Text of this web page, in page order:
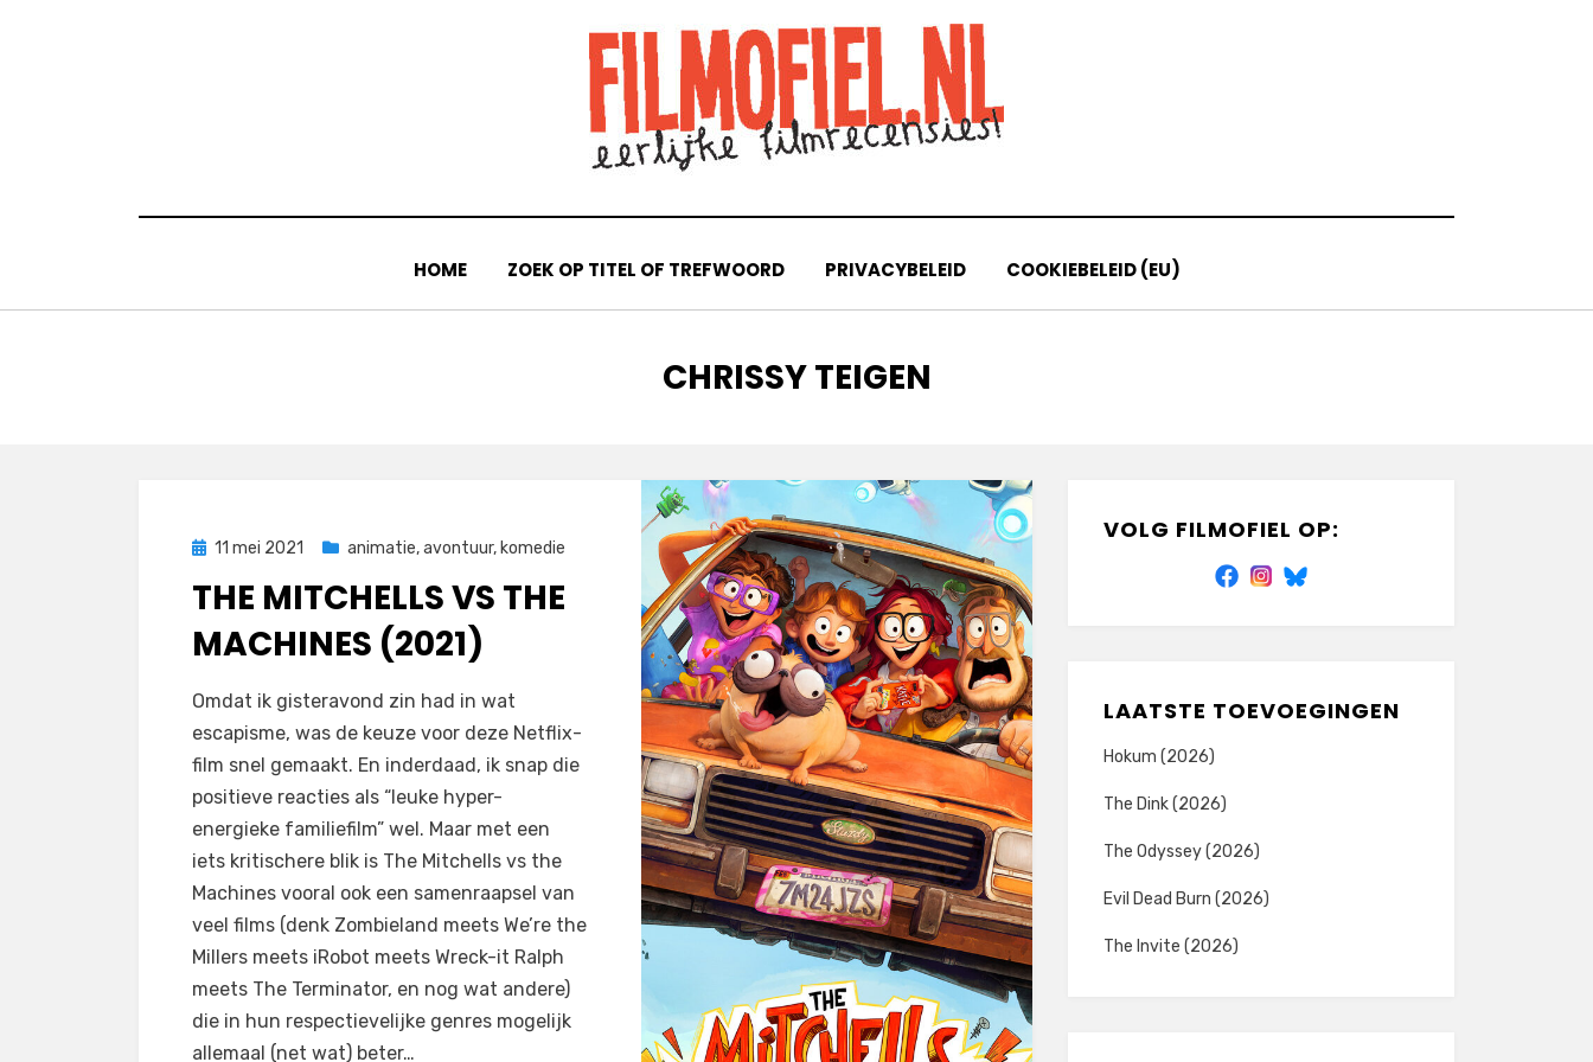
HOME ZOEK OP TITEL OF TREFWOORD PRIVACYBELEID COOKIEBELEID (EU)
TAG
:
CHRISSY TEIGEN
Geplaatst
11 mei 2021 animatie,avontuur, komedie
THE MITCHELLS VS THE
MACHINES (2021)
door Filmofiel.nl
Omdat ik gisteravond zin had in wat
escapisme, was de keuze voor deze Netflix-
film snel gemaakt. En inderdaad, ik snap die
positieve reacties als “leuke hyper-
energieke familiefilm” wel. Maar met een
iets kritischere blik is The Mitchells vs the
Machines vooral ook een samenraapsel van
veel films (denk Zombieland meets We’re the
Millers meets iRobot meets Wreck-it Ralph
meets The Terminator, en nog wat andere)
die in hun respectievelijke genres mogelijk
allemaal (net wat) beter…
VOLG FILMOFIEL OP:
LAATSTE TOEVOEGINGEN
Hokum (2026)
The Dink (2026)
The Odyssey (2026)
Evil Dead Burn (2026)
The Invite (2026)